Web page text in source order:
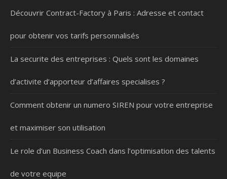
Découvrir Contract-Factory à Paris : Adresse et contact
pour obtenir vos tarifs personnalisés
La securite des entreprises : Quels sont les domaines
d’activite d’apporteur d’affaires specialises ?
Comment obtenir un numero SIREN pour votre entreprise
et maximiser son utilisation
Le role d’un Business Coach dans l’optimisation des talents
de votre equipe